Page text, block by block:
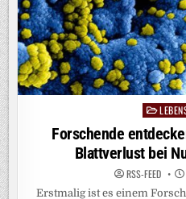
Posted
in
Forschende
Blattverlust bei
RSS-FEED
Erstmalig ist es einem